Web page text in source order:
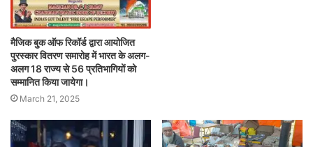
मैजिक बुक ऑफ रिकॉर्ड द्वारा आयोजित
पुरस्कार वितरण समारोह में भारत के अलग-
अलग 18 राज्य से 56 प्रतिभागियों को
सम्मानित किया जायेगा।
March 21, 2025